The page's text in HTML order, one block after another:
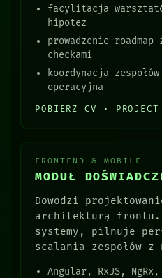
facylitacja
hipotez
prowadzenie
checkami
koordynacja
operacyjna
POBIERZ CV · PROJECT
FRONTEND & MOBILE
MODUŁ
Dowodzi
architekturą frontu.
systemy, pilnuje
scalania zespołów z
Angular, RxJS,